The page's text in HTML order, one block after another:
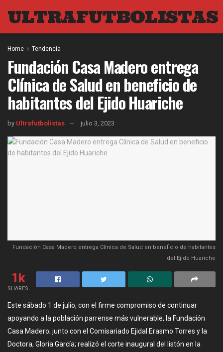
ULTRAFUTBOLISTAS
Home Tendencia
Fundación Casa Madero entrega
Clínica de Salud en beneficio de
habitantes del Ejido Huariche
by Ultrafutbolistas julio 3, 2023
Fundación Casa Madero entrega Clínica de Salud en beneficio de habitantes
del Ejido Huariche
1k
SHARES
Este sábado 1 de julio, con el firme compromiso de continuar
apoyando a la población parrense más vulnerable, la Fundación
Casa Madero; junto con el Comisariado Ejidal Erasmo Torres y la
Doctora, Gloria García; realizó el corte inaugural del listón en la